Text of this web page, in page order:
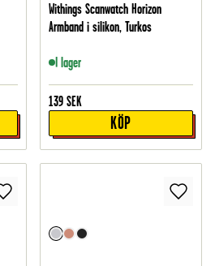
Withings Scanwatch Horizon
Armband i silikon, Turkos
I lager
139 SEK
KÖP